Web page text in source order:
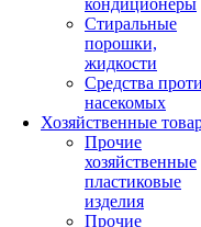
кондиционеры
Стиральные
порошки,
жидкости
Средства
насекомых
Хозяйственные
Прочие
хозяйственные
пластиковые
изделия
Прочие